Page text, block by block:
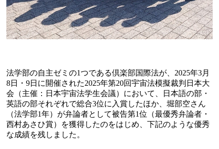
法学部の自主ゼミの1つである倶楽部国際法が、2025年3月
8日・9日に開催された2025年第20回宇宙法模擬裁判日本大
会（主催：日本宇宙法学生会議）において、日本語の部・
英語の部それぞれで総合3位に入賞したほか、堀部空さん
（法学部1年）が弁論者として被告第1位（最優秀弁論者・
西村あさひ賞）を獲得したのをはじめ、下記のような優秀
な成績を残しました。